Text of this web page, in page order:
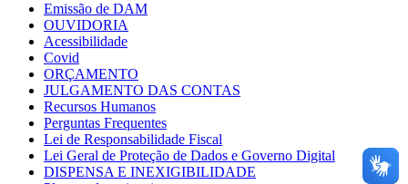
Emissão de DAM
OUVIDORIA
Acessibilidade
Covid
ORÇAMENTO
JULGAMENTO DAS CONTAS
Recursos Humanos
Perguntas Frequentes
Lei de Responsabilidade Fiscal
Lei Geral de Proteção de Dados e Governo Digital
DISPENSA E INEXIGIBILIDADE